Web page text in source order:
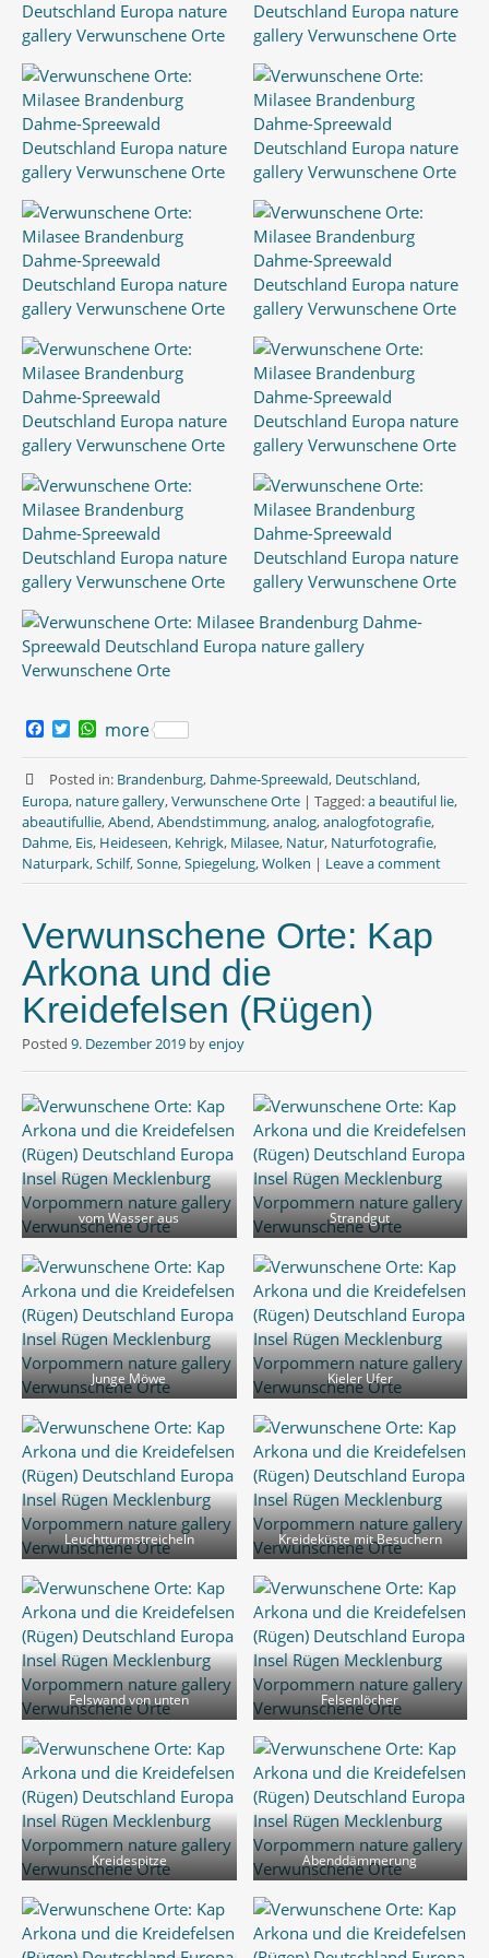
c
e
b
o
o
k
T
i
t
t
e
r
W
a
t
s
A
p
p
more
Posted in: Brandenburg, Dahme-Spreewald, Deutschland,
Europa, nature gallery,Verwunschene Orte | Tagged:a beautiful lie,
abeautifullie,Abend,Abendstimmung,analog,analogfotografie,
Dahme, Eis, Heideseen, Kehrigk, Milasee, Natur, Naturfotografie,
Naturpark,Schilf,Sonne,Spiegelung,Wolken | Leave a comment
Verwunschene Orte: Kap
Arkona und die
Kreidefelsen (Rügen)
Posted 9. Dezember 2019 byenjoy
vom Wasser aus Strandgut
Junge Möwe Kieler Ufer
Leuchtturmstreicheln Kreideküste mit Besuchern
Felswand von unten Felsenlöcher
Kreidespitze Abenddämmerung